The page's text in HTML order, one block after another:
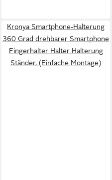
Kronya Smartphone-Halterung
360 Grad drehbarer Smartphone
Fingerhalter Halter Halterung
Ständer, (Einfache Montage)